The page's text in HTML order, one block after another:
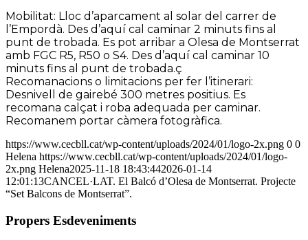
Mobilitat: Lloc d’aparcament al solar del carrer de
l’Empordà. Des d’aquí cal caminar 2 minuts fins al
punt de trobada. Es pot arribar a Olesa de Montserrat
amb FGC R5, R50 o S4. Des d’aquí cal caminar 10
minuts fins al punt de trobada.ç
Recomanacions o limitacions per fer l’itinerari:
Desnivell de gairebé 300 metres positius. Es
recomana calçat i roba adequada per caminar.
Recomanem portar càmera fotogràfica.
https://www.cecbll.cat/wp-content/uploads/2024/01/logo-2x.png 0 0
Helena https://www.cecbll.cat/wp-content/uploads/2024/01/logo-
2x.png Helena2025-11-18 18:43:442026-01-14
12:01:13CANCEL·LAT. El Balcó d’Olesa de Montserrat. Projecte
“Set Balcons de Montserrat”.
Propers Esdeveniments